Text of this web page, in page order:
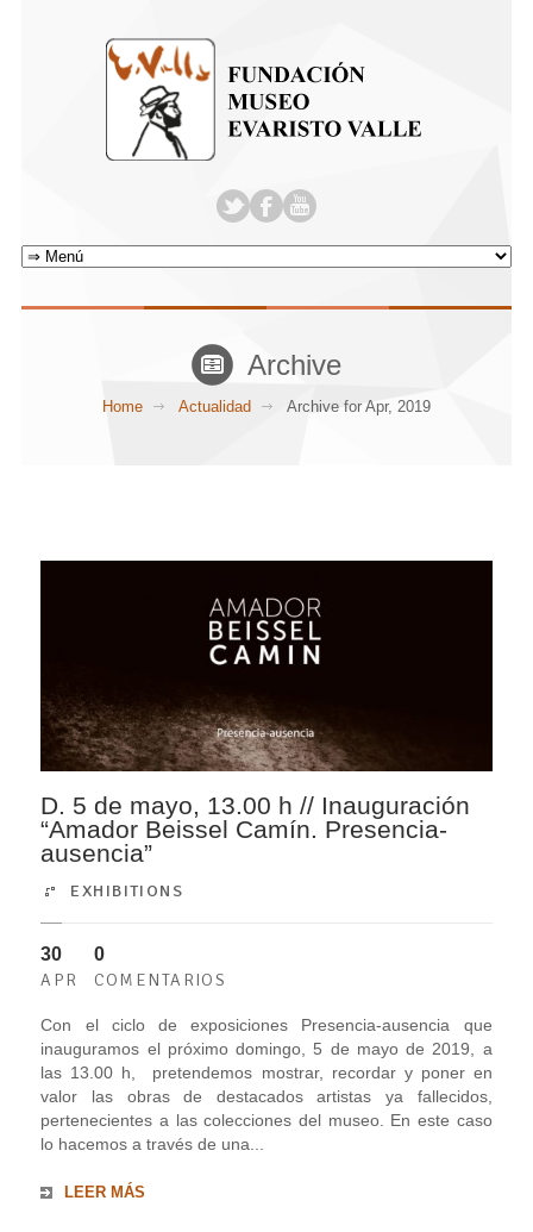
Archive
Home Actualidad Archive for Apr, 2019
D. 5 de mayo, 13.00 h // Inauguración
“Amador Beissel Camín. Presencia-
ausencia”
EXHIBITIONS
30
APR
0
COMENTARIOS
Con el ciclo de exposiciones Presencia-ausencia que
inauguramos el próximo domingo, 5 de mayo de 2019, a
las 13.00 h, pretendemos mostrar, recordar y poner en
valor las obras de destacados artistas ya fallecidos,
pertenecientes a las colecciones del museo. En este caso
lo hacemos a través de una...
LEER MÁS